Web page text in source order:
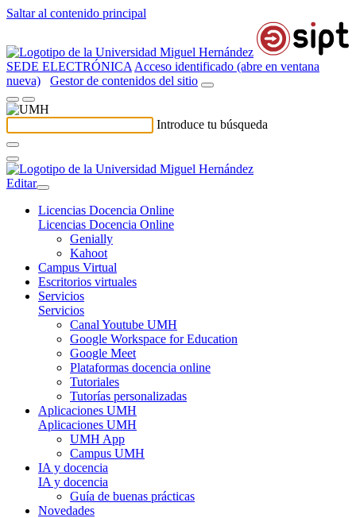
Saltar al contenido principal
SEDE ELECTRÓNICA Acceso identificado (abre en ventana
nueva)
Gestor de contenidos del sitio
Introduce tu búsqueda
Editar
Licencias Docencia Online
Licencias Docencia Online
Genially
Kahoot
Campus Virtual
Escritorios virtuales
Servicios
Servicios
Canal Youtube UMH
Google Workspace for Education
Google Meet
Plataformas docencia online
Tutoriales
Tutorías personalizadas
Aplicaciones UMH
Aplicaciones UMH
UMH App
Campus UMH
IA y docencia
IA y docencia
Guía de buenas prácticas
Novedades